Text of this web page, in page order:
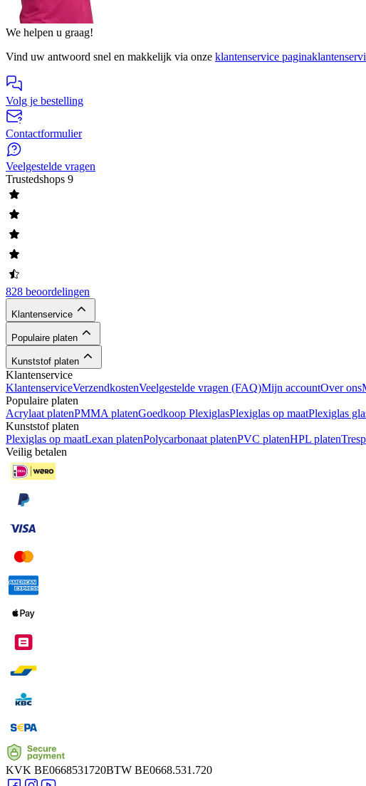
We helpen u graag!
Vind uw antwoord snel en makkelijk via onze klantenservice pagina
Volg je bestelling
Contactformulier
Veelgestelde vragen
Trustedshops 9
828 beoordelingen
Klantenservice
Populaire platen
Kunststof platen
Klantenservice
KlantenserviceVerzendkostenVeelgestelde vragen (FAQ)Mijn accountOver ons
Populaire platen
Acrylaat platenPMMA platenGoedkoop PlexiglasPlexiglas op maatPlexiglas
Kunststof platen
Plexiglas op maatLexan platenPolycarbonaat platenPVC platenHPL platen
Veilig betalen
KVK BE0668531720BTW BE0668.531.720